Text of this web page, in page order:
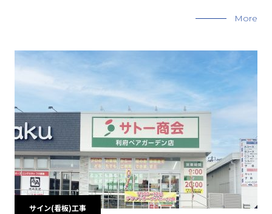
More
サイン(看板)工事